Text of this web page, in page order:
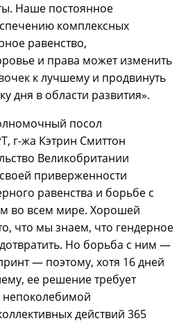
Наше постоянное
комплексных
равенство,
и права может изменить
к лучшему и продвинуть
дня в области развития».
посол
г-жа Кэтрин Смиттон
Великобритании
приверженности
равенства и борьбе с
во всем мире. Хорошей
что мы знаем, что гендерное
Но борьба с ним —
— поэтому, хотя 16 дней
ее решение требует
непоколебимой
действий 365